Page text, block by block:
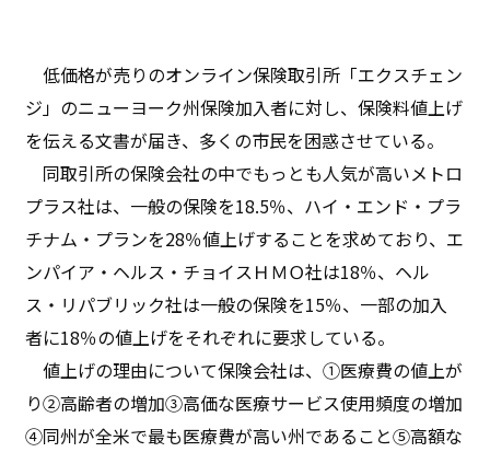
低価格が売りのオンライン保険取引所「エクスチェン
ジ」のニューヨーク州保険加入者に対し、保険料値上げ
を伝える文書が届き、多くの市民を困惑させている。
同取引所の保険会社の中でもっとも人気が高いメトロ
プラス社は、一般の保険を18.5％、ハイ・エンド・プラ
チナム・プランを28％値上げすることを求めており、エ
ンパイア・ヘルス・チョイスＨＭＯ社は18％、ヘル
ス・リパブリック社は一般の保険を15％、一部の加入
者に18％の値上げをそれぞれに要求している。
値上げの理由について保険会社は、①医療費の値上が
り②高齢者の増加③高価な医療サービス使用頻度の増加
④同州が全米で最も医療費が高い州であること⑤高額な